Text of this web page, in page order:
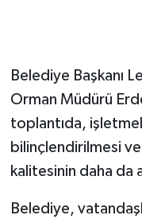
Belediye Başkanı
Orman Müdürü
toplantıda,
bilinçlendirilmesi
kalitesinin daha da
Belediye,